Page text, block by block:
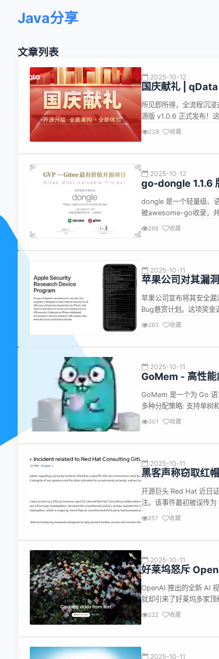
Java分享
文章列表
2025-10-12
国庆献礼 |
构，能力跃升！
所见即所得，全流程沉
源版 v1.0.6 正式发布！
能，更对核心模块进行
238 收藏
2025-10-12
go-dongle 1.1.6
解码、加密解密库
dongle 是一个轻量级、
被awesome-go收录，
摘星计划 (G-Star) 项
288 收藏
2025-10-11
苹果公司对其漏
苹果公司宣布将其安全
Bug悬赏计划。这项奖金
通过奖励机制，单项奖
263 收藏
2025-10-11
GoMem - 高性
GoMem 是一个为 Go
多种分配策略: 支持单树
存池管理 可回收内存:
301 收藏
2025-10-11
黑客声称窃取红
开源巨头 Red Hat 近日
注。该事件最初被误传
是其用于咨询业务的私
257 收藏
2025-10-11
好莱坞怒斥
OpenAI 推出的全新 AI
就却引来了好莱坞多家
知识产权构成了 “严重
222 收藏
2025-10-11